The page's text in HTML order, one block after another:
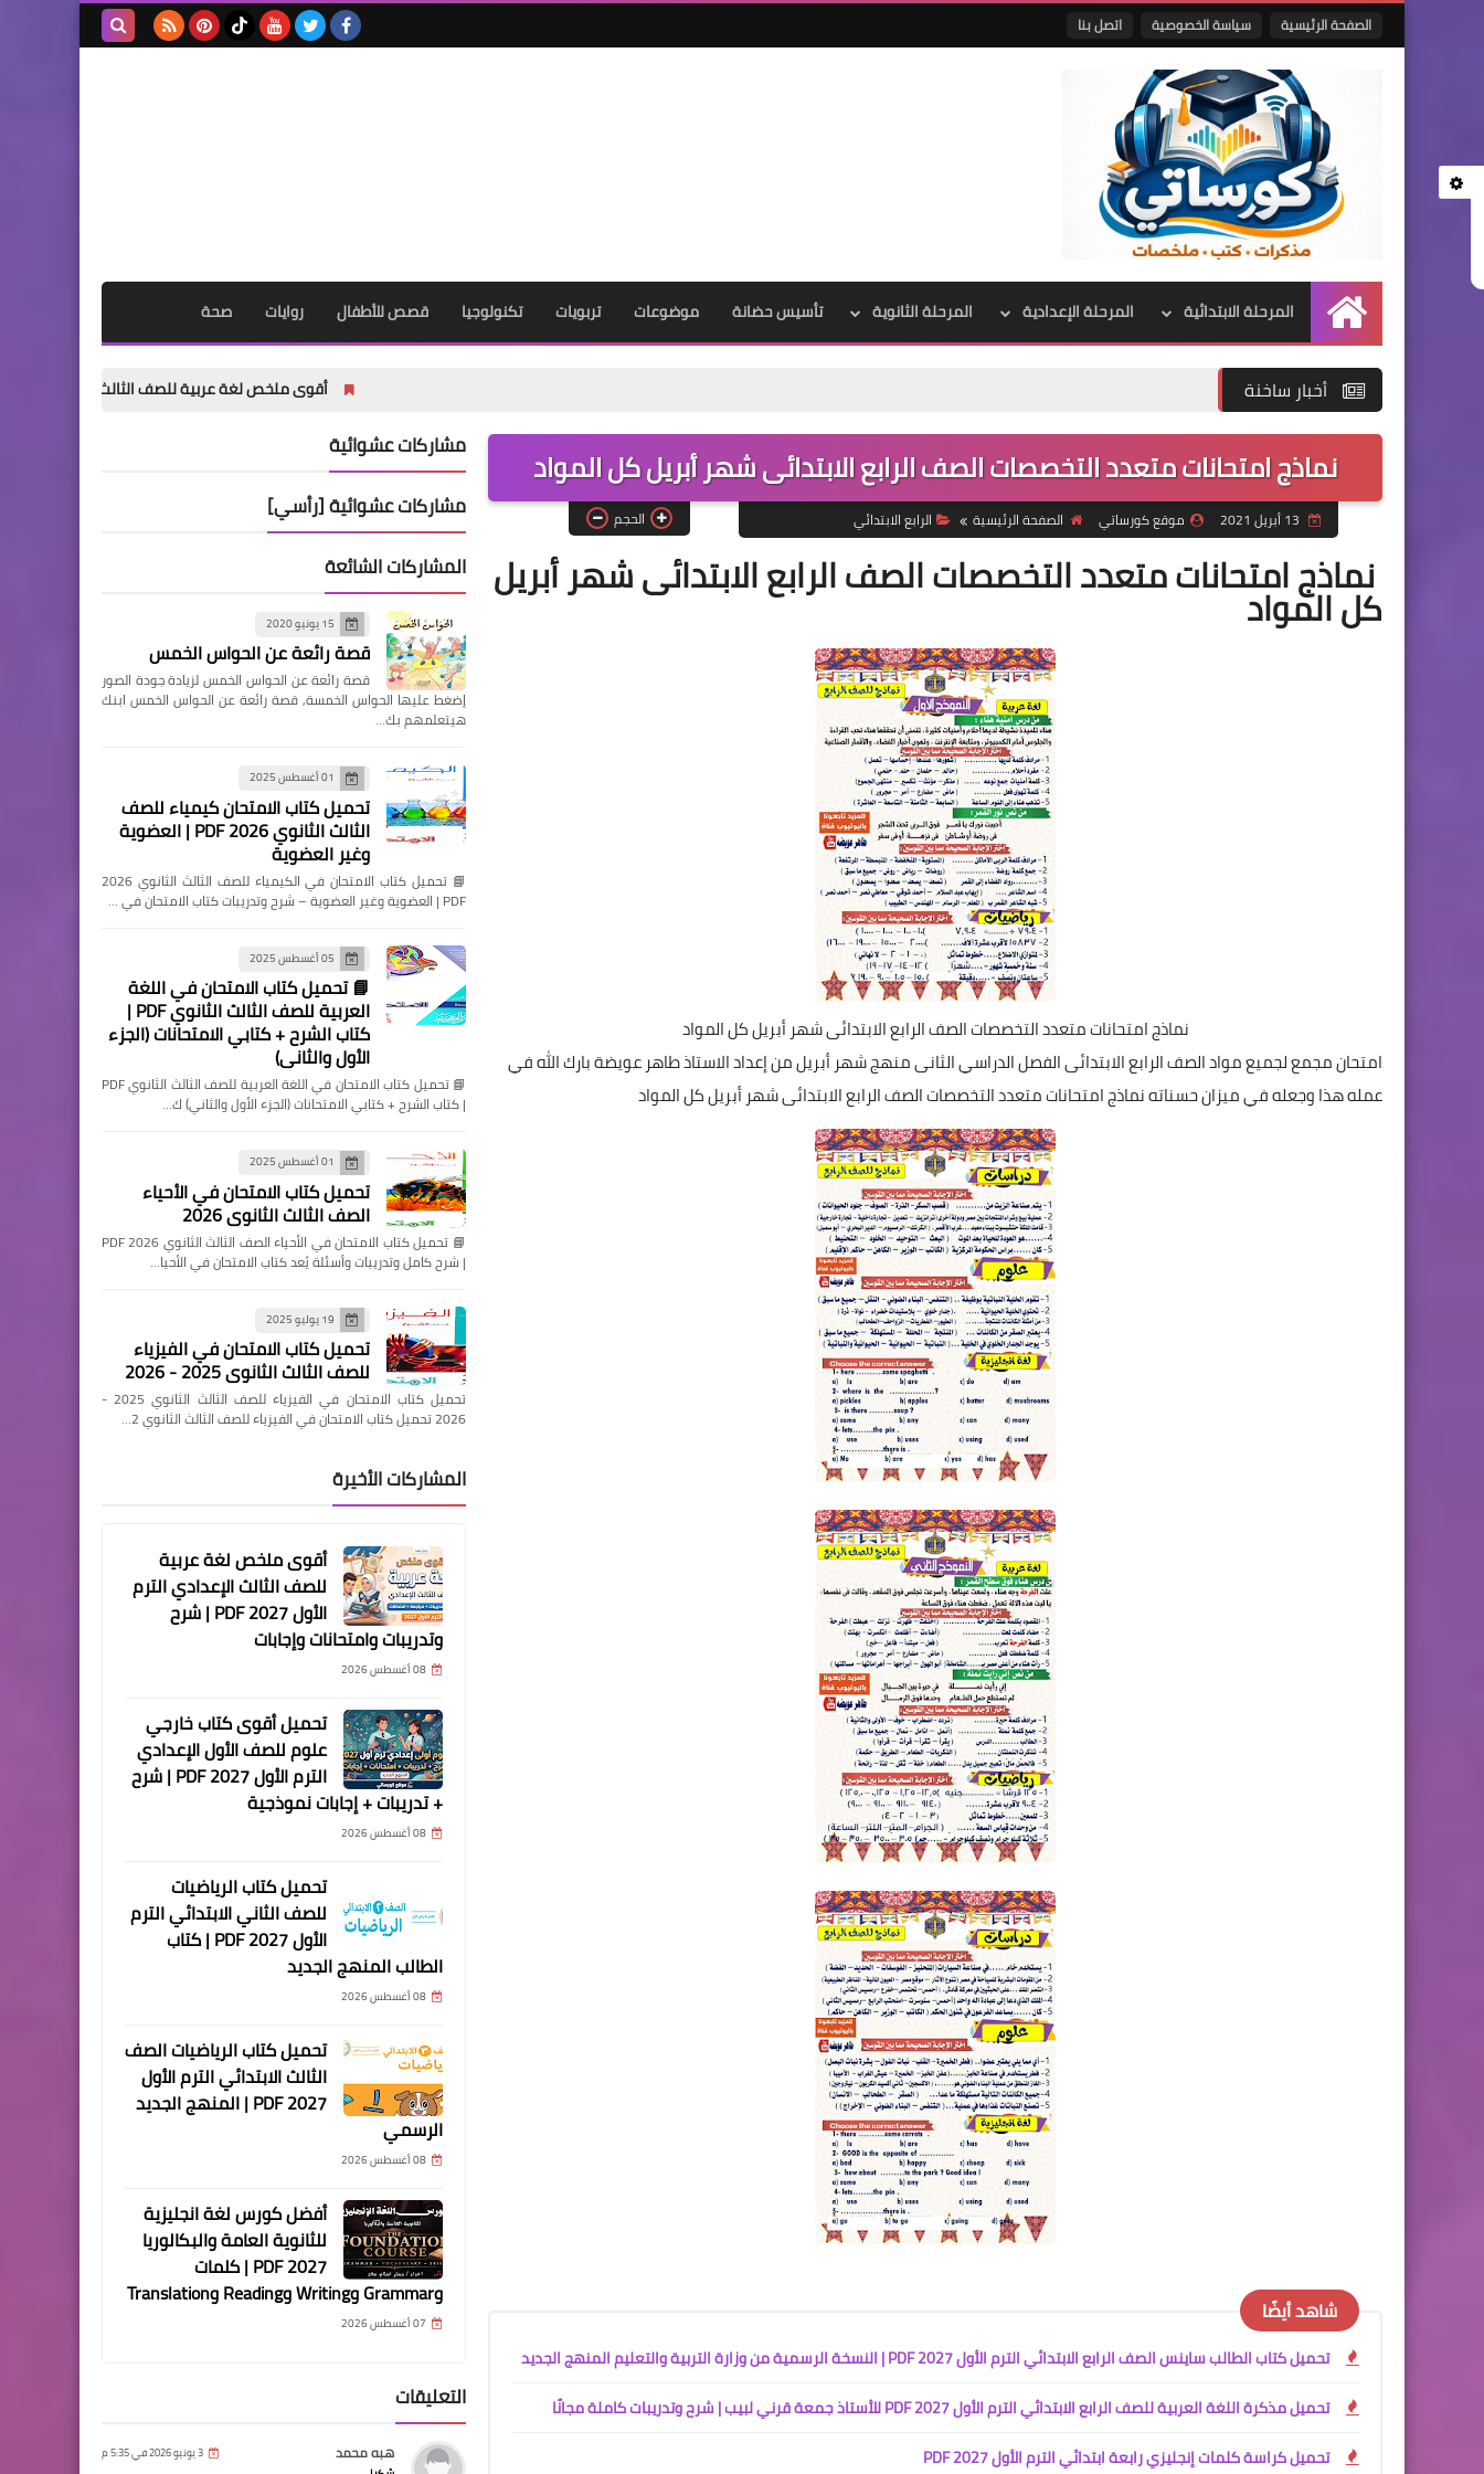
الصفحة الرئيسية سياسة الخصوصية اتصل بنا
الرئيسية
المرحلة الابتدائية المرحلة الإعدادية المرحلة الثانوية تأسيس حضانة موضوعات تربويات تكنولوجيا قصص للأطفال روايات صحة
أخبار ساخنة أقوى ملخص لغة عربية للصف الثالث الإعدادي الترم الأول 2027 PDF | شرح وتدريبات وامتحانات وإجابات
نماذج امتحانات متعدد التخصصات الصف الرابع الابتدائى شهر أبريل كل المواد
موقع كورساتي الصفحة الرئيسية الرابع الابتدائي الحجم
نماذج امتحانات متعدد التخصصات الصف الرابع الابتدائى شهر أبريل
كل المواد
نماذج امتحانات متعدد التخصصات الصف الرابع الابتدائى شهر أبريل كل المواد
امتحان مجمع لجميع مواد الصف الرابع الابتدائى الفصل الدراسي الثانى منهج شهر أبريل من إعداد الاستاذ طاهر عويضة بارك الله في
عمله هذا وجعله في ميزان حسناته نماذج امتحانات متعدد التخصصات الصف الرابع الابتدائى شهر أبريل كل المواد
شاهد أيضًا
تحميل كتاب الطالب ساينس الصف الرابع الابتدائي الترم الأول 2027 PDF | النسخة الرسمية من وزارة التربية والتعليم المنهج الجديد
تحميل مذكرة اللغة العربية للصف الرابع الابتدائي الترم الأول 2027 PDF للأستاذ جمعة قرني لبيب | شرح وتدريبات كاملة مجانًا
تحميل كراسة كلمات إنجليزي رابعة ابتدائي الترم الأول 2027 PDF
مشاركات عشوائية
مشاركات عشوائية [رأسي]
المشاركات الشائعة
15 يونيو 2020
قصة رائعة عن الحواس الخمس
قصة رائعة عن الحواس الخمس لزيادة جودة الصور
إضغط عليها الحواس الخمسة, قصة رائعة عن الحواس الخمس ابنك
هيتعلمهم بك…
01 أغسطس 2025
تحميل كتاب الامتحان كيمياء للصف
الثالث الثانوي 2026 PDF | العضوية
وغير العضوية
📘 تحميل كتاب الامتحان في الكيمياء للصف الثالث الثانوي 2026
PDF | العضوية وغير العضوية – شرح وتدريبات كتاب الامتحان في …
05 أغسطس 2025
📘 تحميل كتاب الامتحان في اللغة
العربية للصف الثالث الثانوي PDF |
كتاب الشرح + كتابي الامتحانات (الجزء
الأول والثاني)
📘 تحميل كتاب الامتحان في اللغة العربية للصف الثالث الثانوي PDF
| كتاب الشرح + كتابي الامتحانات (الجزء الأول والثاني) ك…
01 أغسطس 2025
تحميل كتاب الامتحان في الأحياء
الصف الثالث الثانوي 2026
📘 تحميل كتاب الامتحان في الأحياء الصف الثالث الثانوي 2026 PDF
| شرح كامل وتدريبات وأسئلة يُعد كتاب الامتحان في الأحيا…
19 يوليو 2025
تحميل كتاب الامتحان في الفيزياء
للصف الثالث الثانوي 2025 - 2026
تحميل كتاب الامتحان في الفيزياء للصف الثالث الثانوي 2025 -
2026 تحميل كتاب الامتحان في الفيزياء للصف الثالث الثانوي 2…
المشاركات الأخيرة
أقوى ملخص لغة عربية
للصف الثالث الإعدادي الترم
الأول 2027 PDF | شرح
وتدريبات وامتحانات وإجابات
08 أغسطس 2026
تحميل أقوى كتاب خارجي
علوم للصف الأول الإعدادي
الترم الأول 2027 PDF | شرح
+ تدريبات + إجابات نموذجية
08 أغسطس 2026
تحميل كتاب الرياضيات
للصف الثاني الابتدائي الترم
الأول 2027 PDF | كتاب
الطالب المنهج الجديد
08 أغسطس 2026
تحميل كتاب الرياضيات الصف
الثالث الابتدائي الترم الأول
2027 PDF | المنهج الجديد
الرسمي
08 أغسطس 2026
أفضل كورس لغة انجليزية
للثانوية العامة والبكالوريا
2027 PDF | كلمات
وGrammar وWriting وReading وTranslation
07 أغسطس 2026
التعليقات
هبه محمد 3 يونيو 2026 في 5:35 م